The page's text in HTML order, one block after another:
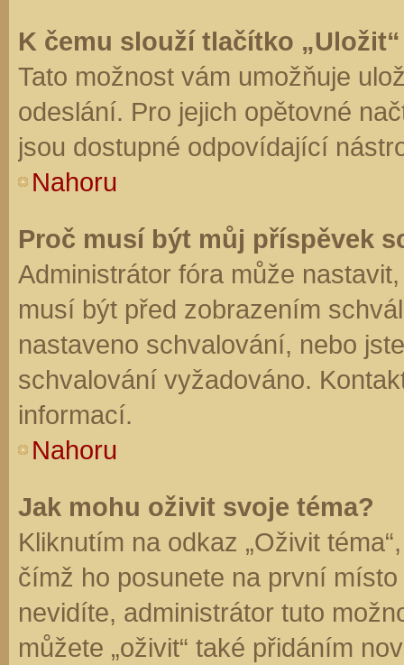
K čemu slouží tlačítko
Tato možnost vám umožňuje
odeslání. Pro jejich opětovné
jsou dostupné odpovídající
Nahoru
Proč musí být můj příspěvek
Administrátor fóra může
musí být před zobrazením
nastaveno schvalování, nebo
schvalování vyžadováno.
informací.
Nahoru
Jak mohu oživit svoje téma?
Kliknutím na odkaz „Oživit
čímž ho posunete na první
nevidíte, administrátor tuto
můžete „oživit“ také přidáním